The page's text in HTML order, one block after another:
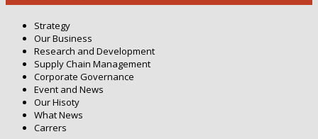
Strategy
Our Business
Research and Development
Supply Chain Management
Corporate Governance
Event and News
Our Hisoty
What News
Carrers